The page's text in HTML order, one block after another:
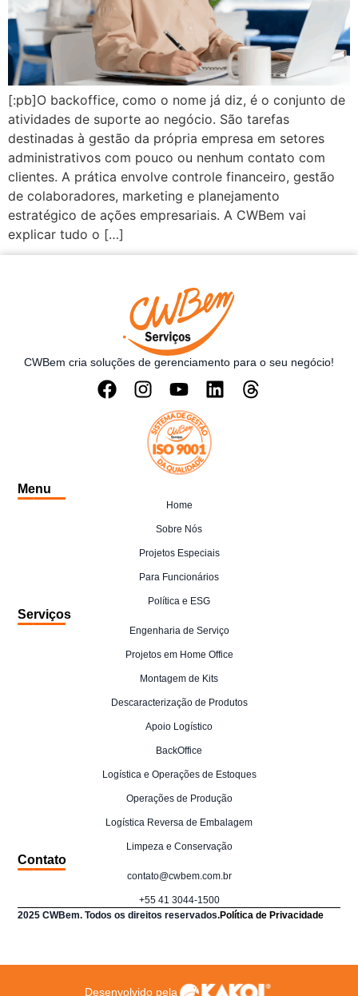
[:pb]O backoffice, como o nome já diz, é o conjunto de
atividades de suporte ao negócio. São tarefas
destinadas à gestão da própria empresa em setores
administrativos com pouco ou nenhum contato com
clientes. A prática envolve controle financeiro, gestão
de colaboradores, marketing e planejamento
estratégico de ações empresariais. A CWBem vai
explicar tudo o […]
CWBem cria soluções de gerenciamento para o seu negócio!
Menu
Home
Sobre Nós
Projetos Especiais
Para Funcionários
Política e ESG
Serviços
Engenharia de Serviço
Projetos em Home Office
Montagem de Kits
Descaracterização de Produtos
Apoio Logístico
BackOffice
Logística e Operações de Estoques
Operações de Produção
Logística Reversa de Embalagem
Limpeza e Conservação
Contato
contato@cwbem.com.br
+55 41 3044-1500
2025 CWBem. Todos os direitos reservados.Política de Privacidade
Desenvolvido pela